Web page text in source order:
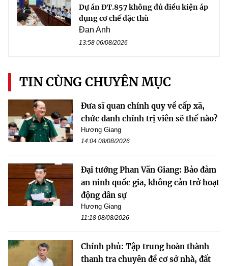
Dự án ĐT.857 không đủ điều kiện áp
dụng cơ chế đặc thù
Đan Anh
13:58 06/08/2026
TIN CÙNG CHUYÊN MỤC
Đưa sĩ quan chính quy về cấp xã,
chức danh chính trị viên sẽ thế nào?
Hương Giang
14:04 08/08/2026
Đại tướng Phan Văn Giang: Bảo đảm
an ninh quốc gia, không cản trở hoạt
động dân sự
Hương Giang
11:18 08/08/2026
Chính phủ: Tập trung hoàn thành
thanh tra chuyên đề cơ sở nhà, đất